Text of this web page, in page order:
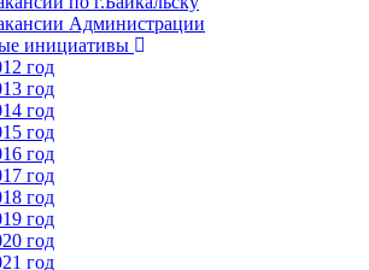
Администрации
инициативы
год
год
год
год
год
год
год
год
год
год